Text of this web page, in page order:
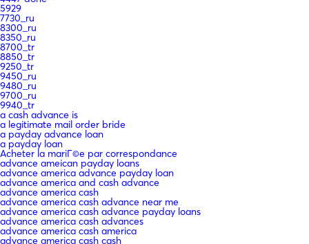
5929
7730_ru
8300_ru
8350_ru
8700_tr
8850_tr
9250_tr
9450_ru
9480_ru
9700_ru
9940_tr
a cash advance is
a legitimate mail order bride
a payday advance loan
a payday loan
Acheter la mariГ©e par correspondance
advance ameican payday loans
advance america advance payday loan
advance america and cash advance
advance america cash
advance america cash advance near me
advance america cash advance payday loans
advance america cash advances
advance america cash america
advance america cash cash